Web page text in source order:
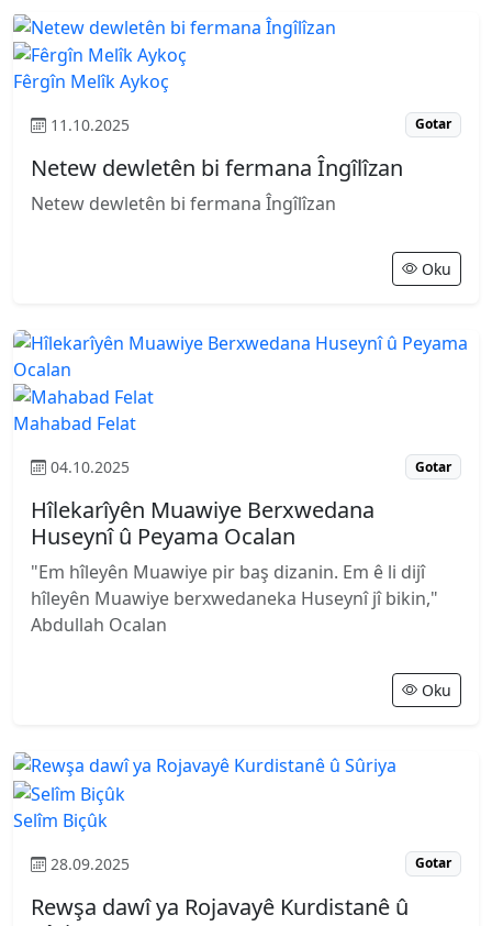
Fêrgîn Melîk Aykoç
11.10.2025 Gotar
Netew dewletên bi fermana Îngîlîzan
Netew dewletên bi fermana Îngîlîzan
Oku
Mahabad Felat
04.10.2025 Gotar
Hîlekarîyên Muawiye Berxwedana
Huseynî û Peyama Ocalan
"Em hîleyên Muawiye pir baş dizanin. Em ê li dijî
hîleyên Muawiye berxwedaneka Huseynî jî bikin,"
Abdullah Ocalan
Oku
Selîm Biçûk
28.09.2025 Gotar
Rewşa dawî ya Rojavayê Kurdistanê û